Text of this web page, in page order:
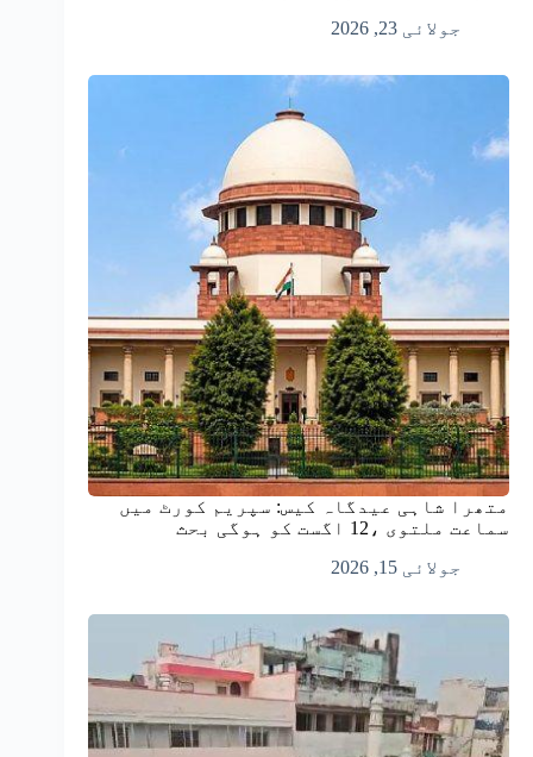
جولائی 23, 2026
متھرا شاہی عیدگاہ کیس: سپریم کورٹ میں
سماعت ملتوی ،12 اگست کو ہوگی بحث
جولائی 15, 2026